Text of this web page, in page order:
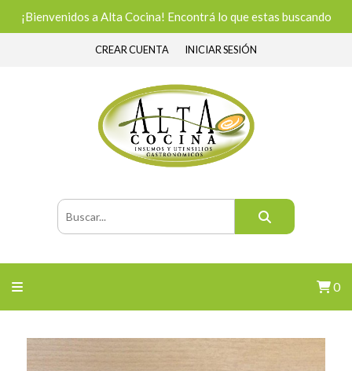
¡Bienvenidos a Alta Cocina! Encontrá lo que estas buscando
CREAR CUENTA INICIAR SESIÓN
0